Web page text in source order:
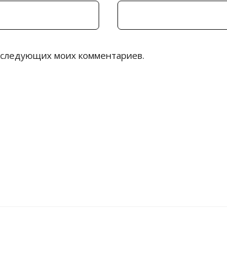
моих комментариев.